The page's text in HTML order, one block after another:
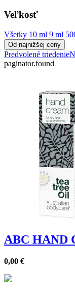
Veľkosť
Všetky 10 ml 9 ml
Od najnižšej ceny
Predvolené triedenie
paginator.found
ABC HAND
0,00 €